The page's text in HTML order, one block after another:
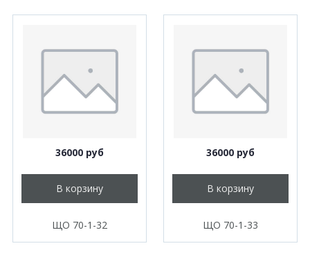
36000 руб
В корзину
ЩО 70-1-32
36000 руб
В корзину
ЩО 70-1-33